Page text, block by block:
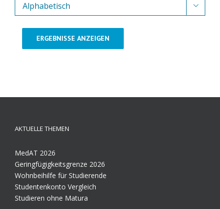

ERGEBNISSE ANZEIGEN
AKTUELLE THEMEN
MedAT 2026
Geringfügigkeitsgrenze 2026
Wohnbeihilfe für Studierende
Studentenkonto Vergleich
Studieren ohne Matura